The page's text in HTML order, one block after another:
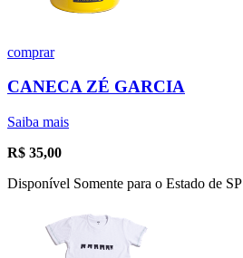
comprar
CANECA ZÉ GARCIA
Saiba mais
R$ 35,00
Disponível Somente para o Estado de SP